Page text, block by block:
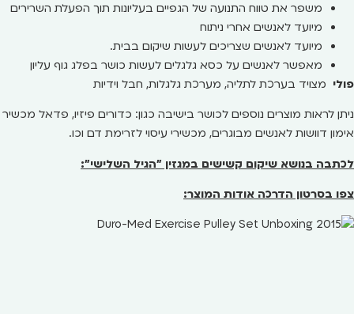
משפר את טווח התנועה של הגפיים בעליונות תוך הפעלת השרירים
מיועד לאנשים אחרי ניתוח
מיועד לאנשים שצריכים לעשות שיקום בבית.
מאפשר לאנשים על כסא גלגלים לעשות כושר בפלג גוף עליון
פולי מצויד בערכת לתליה, מערכת גלגלות, חבל וידיות
ניתן לראות מוצרים נוספים לכושר בישיבה כגון: כדורים פיזיו, פדאל מכשיר
אימון דוושות לאנשים מבוגרים, מכשירי עיסוי לזרימת דם וכו.
לכתבה בנושא שיקום קשישים במגזין "הגיל השלישי":
צפו בסרטון הדרכה אודות המוצר: